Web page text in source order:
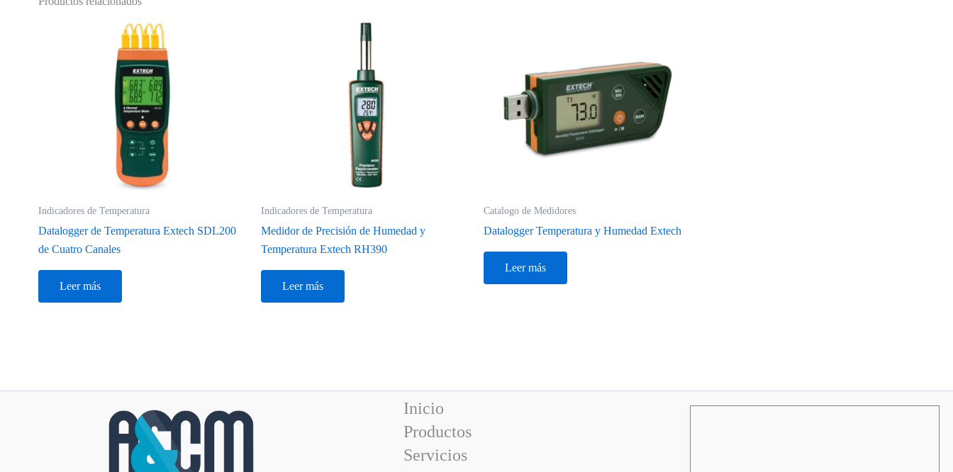
Indicadores de Temperatura
Datalogger de Temperatura Extech SDL200
de Cuatro Canales
Leer más
Indicadores de Temperatura
Medidor de Precisión de Humedad y
Temperatura Extech RH390
Leer más
Catalogo de Medidores
Datalogger Temperatura y Humedad Extech
Leer más
Inicio
Productos
Servicios